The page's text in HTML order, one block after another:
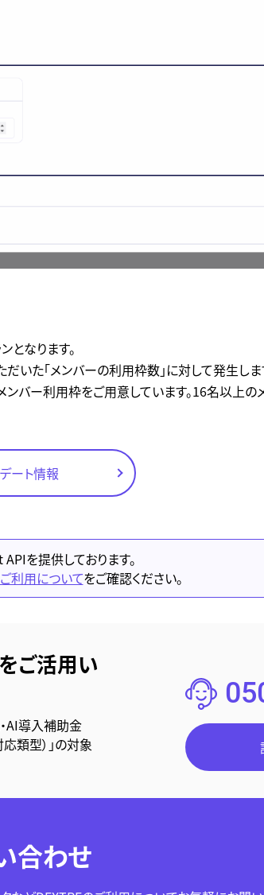
なります。
いた「メンバーの利用枠数」に対して発生しま
バー利用枠をご用意しています。16名以上の
ート情報
を提供しております。
利用についてをご確認ください。
ご活用い
AI導入補助金
類型）」の対象
合わせ